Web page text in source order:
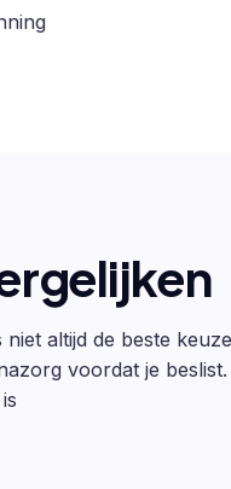
altijd de beste
voordat je beslist.